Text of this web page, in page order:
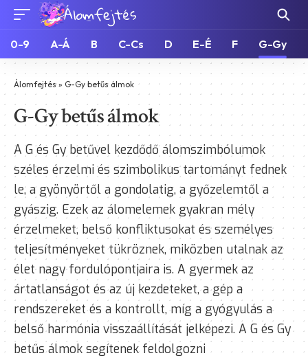
0-9 A-Á B C-Cs D E-É F G-Gy
Álomfejtés» G-Gy betűs álmok
G-Gy betűs álmok
A G és Gy betűvel kezdődő álomszimbólumok
széles érzelmi és szimbolikus tartományt fednek
le, a gyönyörtől a gondolatig, a győzelemtől a
gyászig. Ezek az álomelemek gyakran mély
érzelmeket, belső konfliktusokat és személyes
teljesítményeket tükröznek, miközben utalnak az
élet nagy fordulópontjaira is. A gyermek az
ártatlanságot és az új kezdeteket, a gép a
rendszereket és a kontrollt, míg a gyógyulás a
belső harmónia visszaállítását jelképezi. A G és Gy
betűs álmok segítenek feldolgozni